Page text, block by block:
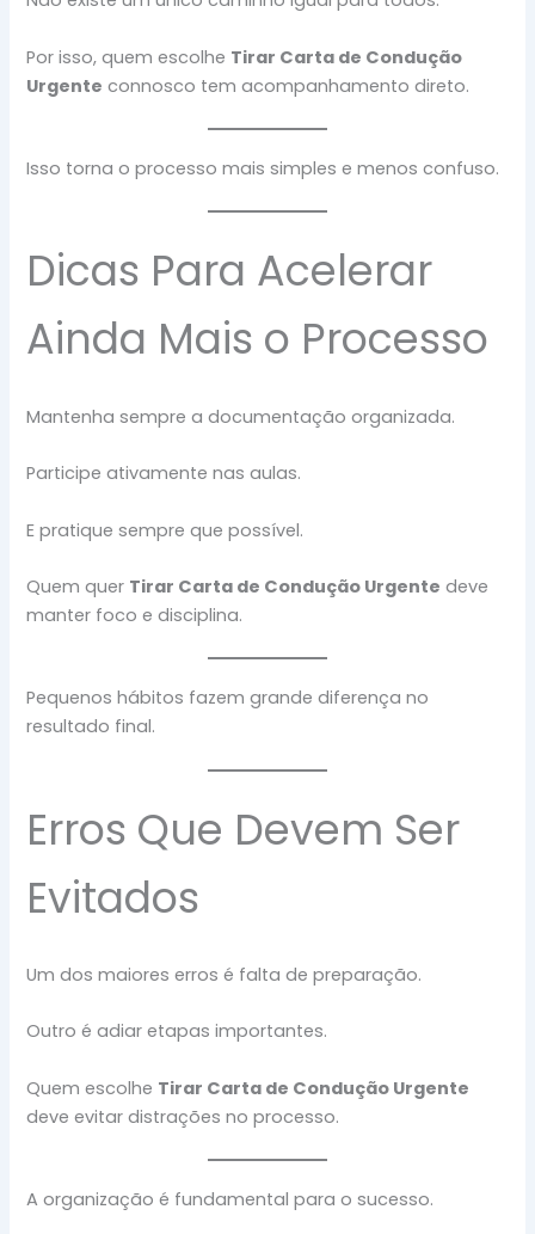
Por isso, quem escolhe Tirar Carta de Condução
Urgente connosco tem acompanhamento direto.
Isso torna o processo mais simples e menos confuso.
Dicas Para Acelerar
Ainda Mais o Processo
Mantenha sempre a documentação organizada.
Participe ativamente nas aulas.
E pratique sempre que possível.
Quem quer Tirar Carta de Condução Urgente deve
manter foco e disciplina.
Pequenos hábitos fazem grande diferença no
resultado final.
Erros Que Devem Ser
Evitados
Um dos maiores erros é falta de preparação.
Outro é adiar etapas importantes.
Quem escolhe Tirar Carta de Condução Urgente
deve evitar distrações no processo.
A organização é fundamental para o sucesso.